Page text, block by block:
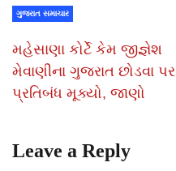
ગુજરાત સમાચાર
મહેસાણા કોર્ટે કેમ જીજ્ઞેશ
મેવાણીના ગુજરાત છોડવા પર
પ્રતિબંધ મૂક્યો, જાણો
Leave a Reply